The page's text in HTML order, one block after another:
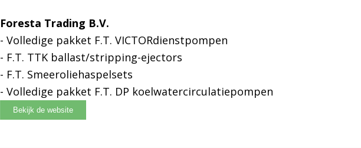
Foresta Trading B.V.
- Volledige pakket F.T. VICTORdienstpompen
- F.T. TTK ballast/stripping-ejectors
- F.T. Smeeroliehaspelsets
- Volledige pakket F.T. DP koelwatercirculatiepompen